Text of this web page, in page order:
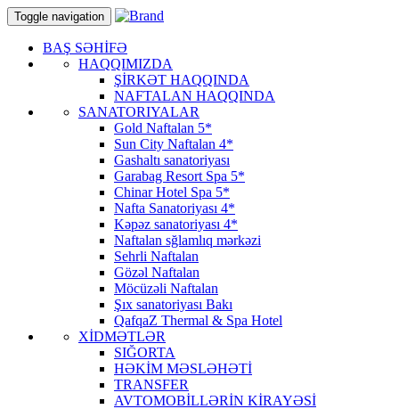
Toggle navigation
BAŞ SƏHİFƏ
HAQQIMIZDA
ŞİRKƏT HAQQINDA
NAFTALAN HAQQINDA
SANATORIYALAR
Gold Naftalan 5*
Sun City Naftalan 4*
Gashaltı sanatoriyası
Garabag Resort Spa 5*
Chinar Hotel Spa 5*
Nafta Sanatoriyası 4*
Kəpəz sanatoriyası 4*
Naftalan sğlamlıq mərkəzi
Sehrli Naftalan
Gözəl Naftalan
Möcüzəli Naftalan
Şıx sanatoriyası Bakı
QafqaZ Thermal & Spa Hotel
XİDMƏTLƏR
SIĞORTA
HƏKİM MƏSLƏHƏTİ
TRANSFER
AVTOMOBİLLƏRİN KİRAYƏSİ